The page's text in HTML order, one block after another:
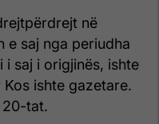
në
e saj nga periudha
i saj i origjinës, ishte
ishte gazetare.
20-tat.